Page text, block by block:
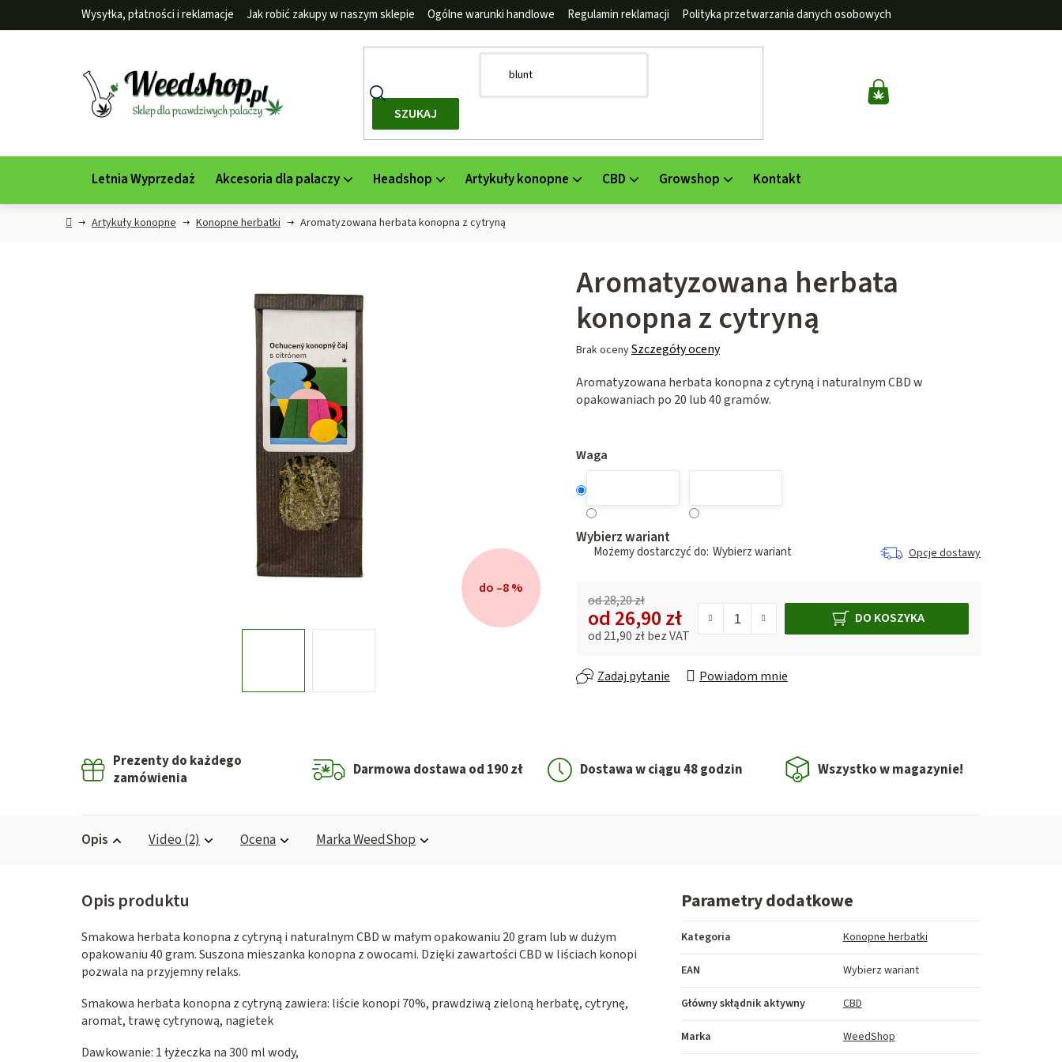
Wysyłka, płatności i reklamacje Jak robić zakupy w naszym sklepie Ogólne warunki handlowe Regulamin reklamacji Polityka przetwarzania danych osobowych
SZUKAJ KOSZYK
Letnia Wyprzedaż Akcesoria dla palaczy Headshop Artykuły konopne CBD Growshop Kontakt
HomeArtykuły konopne Konopne herbatki Aromatyzowana herbata konopna z cytryną
Aromatyzowana herbata
konopna z cytryną
Średnia
produktu
wynosi
5
gwiazdek.
Brak ocenySzczegóły oceny
Aromatyzowana herbata konopna z cytryną i naturalnym CBD w
opakowaniach po 20 lub 40 gramów.
Waga
Wybierz wariant
Wybierz wariant Opcje dostawy
od 28,20 zł
od 26,90 zł
od 21,90 złbez VAT
DO KOSZYKA
Zadaj pytanie Powiadom mnie
do –8 %
Prezenty do każdego
zamówienia
Darmowa dostawa od 190 zł Dostawa w ciągu 48 godzin Wszystko w magazynie!
Opis Video (2) Ocena MarkaWeedShop
Smakowa herbata konopna z cytryną i naturalnym CBD w małym opakowaniu 20 gram lub w dużym
opakowaniu 40 gram. Suszona mieszanka konopna z owocami. Dzięki zawartości CBD w liściach konopi
pozwala na przyjemny relaks.
Smakowa herbata konopna z cytryną zawiera: liście konopi 70%, prawdziwą zieloną herbatę, cytrynę,
aromat, trawę cytrynową, nagietek
Dawkowanie: 1 łyżeczka na 300 ml wody,
Parametry dodatkowe
Kategoria Konopne herbatki
EAN Wybierz wariant
Główny skłądnik aktywny CBD
Marka WeedShop